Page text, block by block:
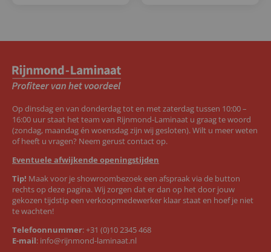
Op dinsdag en van donderdag tot en met zaterdag tussen 10:00 –
16:00 uur staat het team van Rijnmond-Laminaat u graag te woord
(zondag, maandag én woensdag zijn wij gesloten). Wilt u meer weten
of heeft u vragen? Neem gerust contact op.
Eventuele afwijkende openingstijden
Tip! Maak voor je showroombezoek een afspraak via de button
rechts op deze pagina. Wij zorgen dat er dan op het door jouw
gekozen tijdstip een verkoopmedewerker klaar staat en hoef je niet
te wachten!
Telefoonnummer:+31 (0)10 2345 468
E-mail: info@rijnmond-laminaat.nl